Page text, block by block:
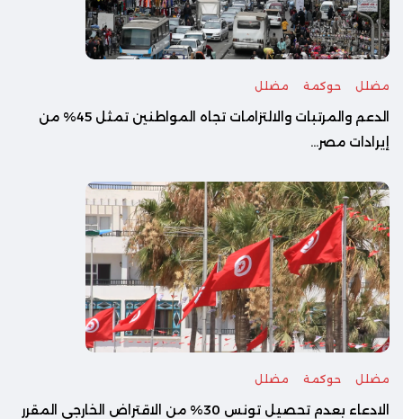
مضلل حوكمة مضلل
الدعم والمرتبات والالتزامات تجاه المواطنين تمثل 45% من
إيرادات مصر...
مضلل حوكمة مضلل
الادعاء بعدم تحصيل تونس 30% من الاقتراض الخارجي المقرر